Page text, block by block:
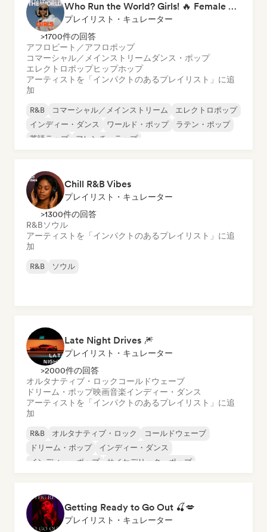
Who Run the World? Girls! 🔥 Female Empowerment Pop & Girl-Power Anthems
プレイリスト・キュレーター
>1700件の回答
アフロビート／アフロポップ
コマーシャル／メインストリーム ダンス・ポップ
エレクトロポップヒップホップ
アーティストを「インパクトのあるプレイリスト」に追
加
R&B コマーシャル／メインストリーム
エレクトロポップ
インディー・ダンス
ワールド・ポップ
ラテン・ポップ
英語ラップ
フレンチ・ラップ
Chill R&B Vibes
プレイリスト・キュレーター
>1300件の回答
R&Bソウル
アーティストを「インパクトのあるプレイリスト」に追
加
R&B ソウル
Late Night Drives 🎆
プレイリスト・キュレーター
>2000件の回答
オルタナティブ・ロック コールドウェーブ
ドリーム・ポップ映画音楽インディー・ダンス
アーティストを「インパクトのあるプレイリスト」に追
加
R&B オルタナティブ・ロック
コールドウェーブ
ドリーム・ポップ
インディー・ダンス
インディー・ポップ
サイケデリック・ポップ
Getting Ready to Go Out 🍒💋
プレイリスト・キュレーター